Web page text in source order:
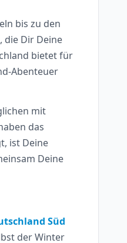
bis zu den
die Dir Deine
bietet für
Abenteuer
mit
das
ist Deine
Deine
Süd
der Winter